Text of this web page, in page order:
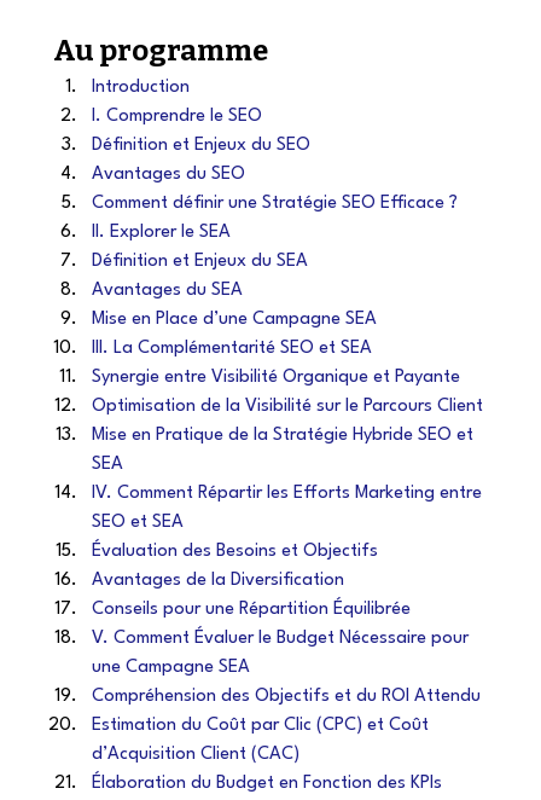
Au programme
Introduction
I. Comprendre le SEO
Définition et Enjeux du SEO
Avantages du SEO
Comment définir une Stratégie SEO Efficace ?
II. Explorer le SEA
Définition et Enjeux du SEA
Avantages du SEA
Mise en Place d’une Campagne SEA
III. La Complémentarité SEO et SEA
Synergie entre Visibilité Organique et Payante
Optimisation de la Visibilité sur le Parcours Client
Mise en Pratique de la Stratégie Hybride SEO et
SEA
IV. Comment Répartir les Efforts Marketing entre
SEO et SEA
Évaluation des Besoins et Objectifs
Avantages de la Diversification
Conseils pour une Répartition Équilibrée
V. Comment Évaluer le Budget Nécessaire pour
une Campagne SEA
Compréhension des Objectifs et du ROI Attendu
Estimation du Coût par Clic (CPC) et Coût
d’Acquisition Client (CAC)
Élaboration du Budget en Fonction des KPIs